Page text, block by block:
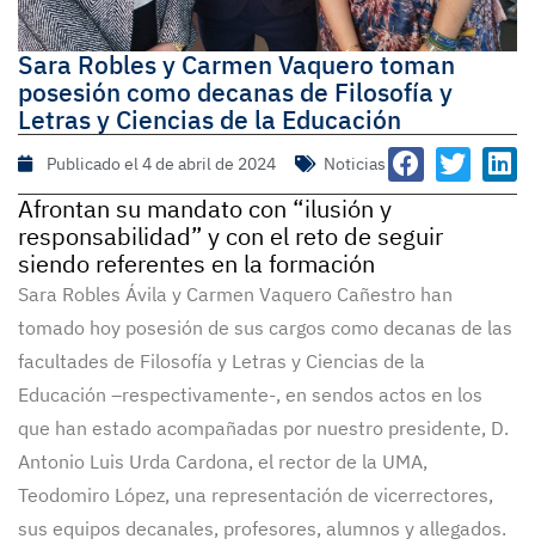
Sara Robles y Carmen Vaquero toman
posesión como decanas de Filosofía y
Letras y Ciencias de la Educación
Publicado el4 de abril de 2024 Noticias
Afrontan su mandato con “ilusión y
responsabilidad” y con el reto de seguir
siendo referentes en la formación
Sara Robles Ávila y Carmen Vaquero Cañestro han
tomado hoy posesión de sus cargos como decanas de las
facultades de Filosofía y Letras y Ciencias de la
Educación –respectivamente-, en sendos actos en los
que han estado acompañadas por nuestro presidente, D.
Antonio Luis Urda Cardona, el rector de la UMA,
Teodomiro López, una representación de vicerrectores,
sus equipos decanales, profesores, alumnos y allegados.